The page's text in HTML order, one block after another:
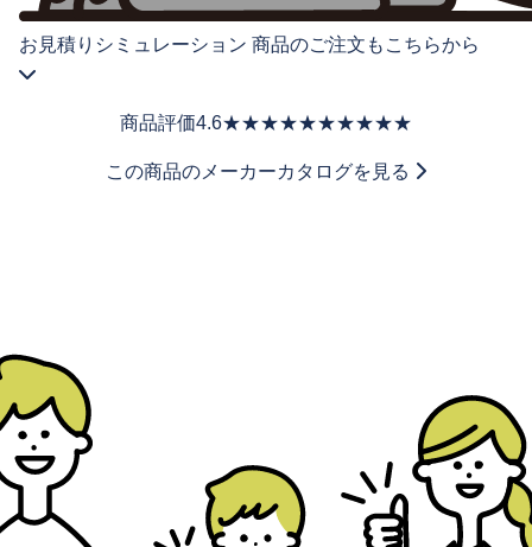
お見積りシミュレーション 商品のご注文もこちらから
商品評価4.6★★★★★★★★★★
この商品のメーカーカタログを見る